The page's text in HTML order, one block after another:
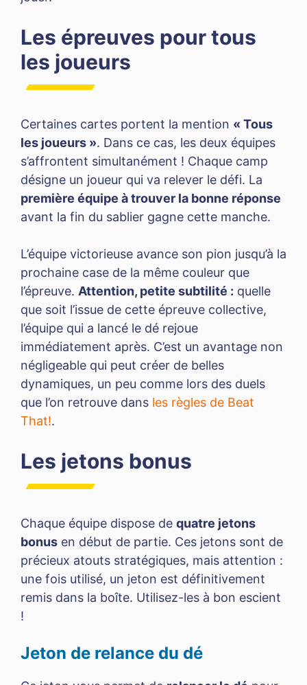
Les épreuves pour tous
les joueurs
Certaines cartes portent la mention « Tous
les joueurs ». Dans ce cas, les deux équipes
s’affrontent simultanément ! Chaque camp
désigne un joueur qui va relever le défi. La
première équipe à trouver la bonne réponse
avant la fin du sablier gagne cette manche.
L’équipe victorieuse avance son pion jusqu’à la
prochaine case de la même couleur que
l’épreuve. Attention, petite subtilité : quelle
que soit l’issue de cette épreuve collective,
l’équipe qui a lancé le dé rejoue
immédiatement après. C’est un avantage non
négligeable qui peut créer de belles
dynamiques, un peu comme lors des duels
que l’on retrouve dans les règles de Beat
That!.
Les jetons bonus
Chaque équipe dispose de quatre jetons
bonus en début de partie. Ces jetons sont de
précieux atouts stratégiques, mais attention :
une fois utilisé, un jeton est définitivement
remis dans la boîte. Utilisez-les à bon escient
!
Jeton de relance du dé